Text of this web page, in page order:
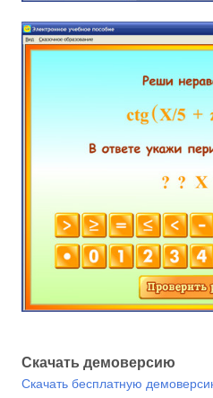
Скачать демоверсию
Скачать бесплатную